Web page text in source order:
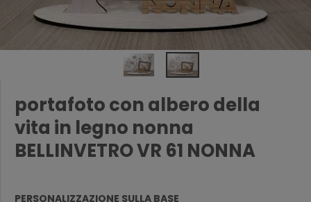
portafoto con albero della
vita in legno nonna
BELLINVETRO VR 61 NONNA
PERSONALIZZAZIONE SULLA BASE